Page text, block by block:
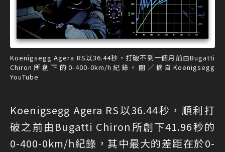
Koenigsegg Agera RS以36.44秒，打破不到一個月前由Bugatti
Chiron所創下的0-400-0km/h紀錄。圖／摘自Koenigsegg
YouTube
Koenigsegg Agera RS以36.44秒，順利打
破之前由Bugatti Chiron所創下41.96秒的
0-400-0km/h紀錄，其中最大的差距在於0-